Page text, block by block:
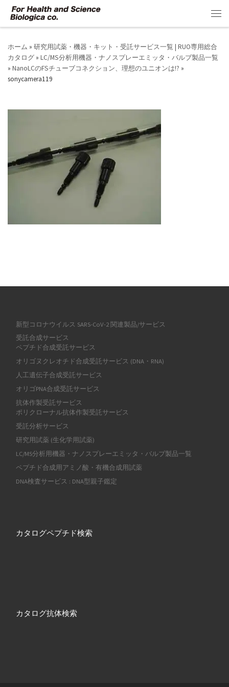
コンテンツへスキップ
ホーム » 研究用試薬・機器・キット・受託サービス一覧 | RUO専用総合
カタログ » LC/MS分析用機器・ナノスプレーエミッタ・バルブ製品一覧
» NanoLCのFSチューブコネクション、理想のユニオンは!? »
sonycamera119
新型コロナウイルス SARS-CoV-2 関連製品/サービス
受託合成サービス
ペプチド合成受託サービス
オリゴヌクレオチド合成受託サービス (DNA・RNA)
人工遺伝子合成受託サービス
オリゴPNA合成受託サービス
抗体作製受託サービス
ポリクローナル抗体作製受託サービス
受託分析サービス
研究用試薬 (生化学用試薬)
LC/MS分析用機器・ナノスプレーエミッタ・バルブ製品一覧
ペプチド合成用アミノ酸・有機合成用試薬
DNA検査サービス : DNA型親子鑑定
カタログペプチド検索
カタログ抗体検索